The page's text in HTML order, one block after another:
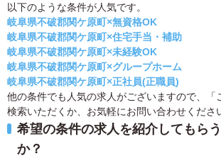
以下のような条件が人気です。
岐阜県不破郡関ケ原町×無資格OK
岐阜県不破郡関ケ原町×住宅手当・補助
岐阜県不破郡関ケ原町×未経験OK
岐阜県不破郡関ケ原町×グループホーム
岐阜県不破郡関ケ原町×正社員(正職員)
他の条件でも人気の求人がございますので、「
検索いただくか、お気軽にお問い合わせくださ
希望の条件の求人を紹介してもら
か？